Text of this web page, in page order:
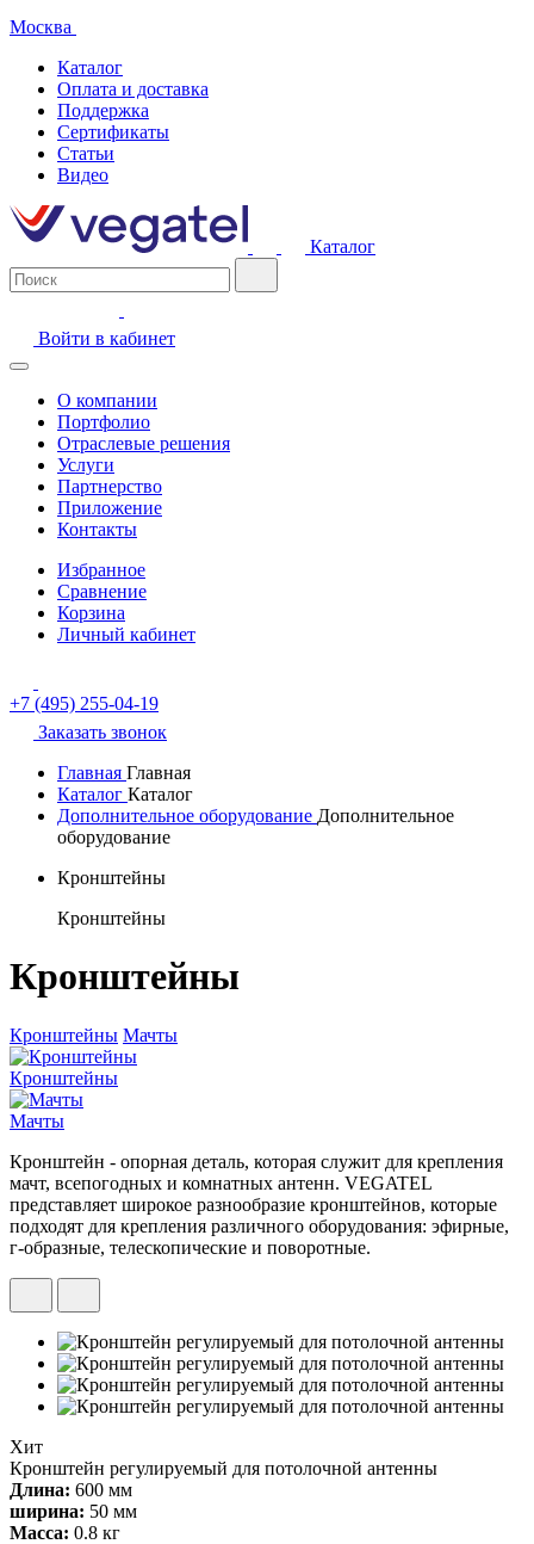
Москва
Каталог
Оплата и доставка
Поддержка
Сертификаты
Статьи
Видео
Каталог
Войти в кабинет
О компании
Портфолио
Отраслевые решения
Услуги
Партнерство
Приложение
Контакты
Избранное
Сравнение
Корзина
Личный кабинет
+7 (495) 255-04-19
Заказать звонок
Главная Главная
Каталог Каталог
Дополнительное оборудование Дополнительное
оборудование
Кронштейны
Кронштейны
Кронштейны
Кронштейны Мачты
Кронштейны
Мачты
Кронштейн - опорная деталь, которая служит для крепления
мачт, всепогодных и комнатных антенн. VEGATEL
представляет широкое разнообразие кронштейнов, которые
подходят для крепления различного оборудования: эфирные,
г-образные, телескопические и поворотные.
Хит
Кронштейн регулируемый для потолочной антенны
Длина: 600 мм
ширина: 50 мм
Масса: 0.8 кг